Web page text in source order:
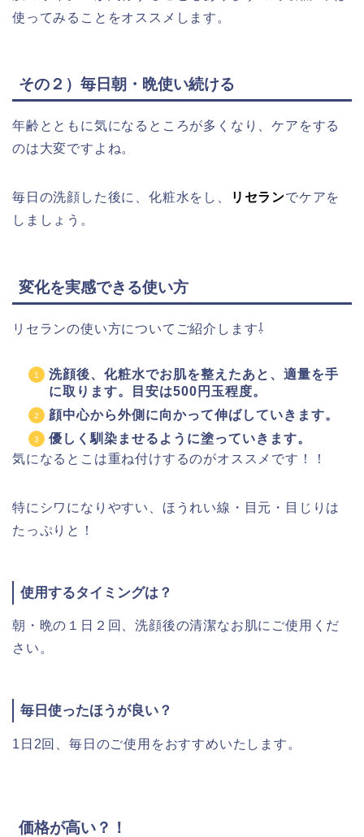
使ってみることをオススメします。
その２）毎日朝・晩使い続ける
年齢とともに気になるところが多くなり、ケアをする
のは大変ですよね。
毎日の洗顔した後に、化粧水をし、 リセランでケアを
しましょう。
変化を実感できる使い方
リセランの使い方についてご紹介します⇩
洗顔後、化粧水でお肌を整えたあと、適量を手
に取ります。目安は500円玉程度。
顔中心から外側に向かって伸ばしていきます。
優しく馴染ませるように塗っていきます。
気になるとこは重ね付けするのがオススメです！！
特にシワになりやすい、ほうれい線・目元・目じりは
たっぷりと！
使用するタイミングは？
朝・晩の１日２回、洗顔後の清潔なお肌にご使用くだ
さい。
毎日使ったほうが良い？
1日2回、毎日のご使用をおすすめいたします。
価格が高い？！